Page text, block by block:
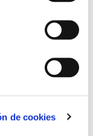
de cookies